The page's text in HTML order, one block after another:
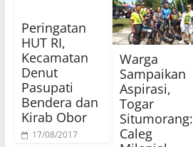
Peringatan
HUT RI,
Kecamatan
Denut
Pasupati
Bendera dan
Kirab Obor
17/08/2017
Warga
Sampaikan
Aspirasi,
Togar
Situmorang:
Caleg